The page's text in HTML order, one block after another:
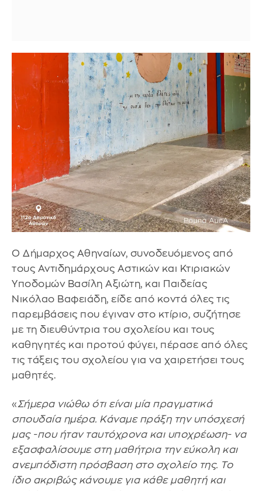
Ο Δήμαρχος Αθηναίων, συνοδευόμενος από
τους Αντιδημάρχους Αστικών και Κτιριακών
Υποδομών Βασίλη Αξιώτη, και Παιδείας
Νικόλαο Βαφειάδη, είδε από κοντά όλες τις
παρεμβάσεις που έγιναν στο κτίριο, συζήτησε
με τη διευθύντρια του σχολείου και τους
καθηγητές και προτού φύγει, πέρασε από όλες
τις τάξεις του σχολείου για να χαιρετήσει τους
μαθητές.
«Σήμερα νιώθω ότι είναι μία πραγματικά
σπουδαία ημέρα. Κάναμε πράξη την υπόσχεσή
μας -που ήταν ταυτόχρονα και υποχρέωση- να
εξασφαλίσουμε στη μαθήτρια την εύκολη και
ανεμπόδιστη πρόσβαση στο σχολείο της. Το
ίδιο ακριβώς κάνουμε για κάθε μαθητή και